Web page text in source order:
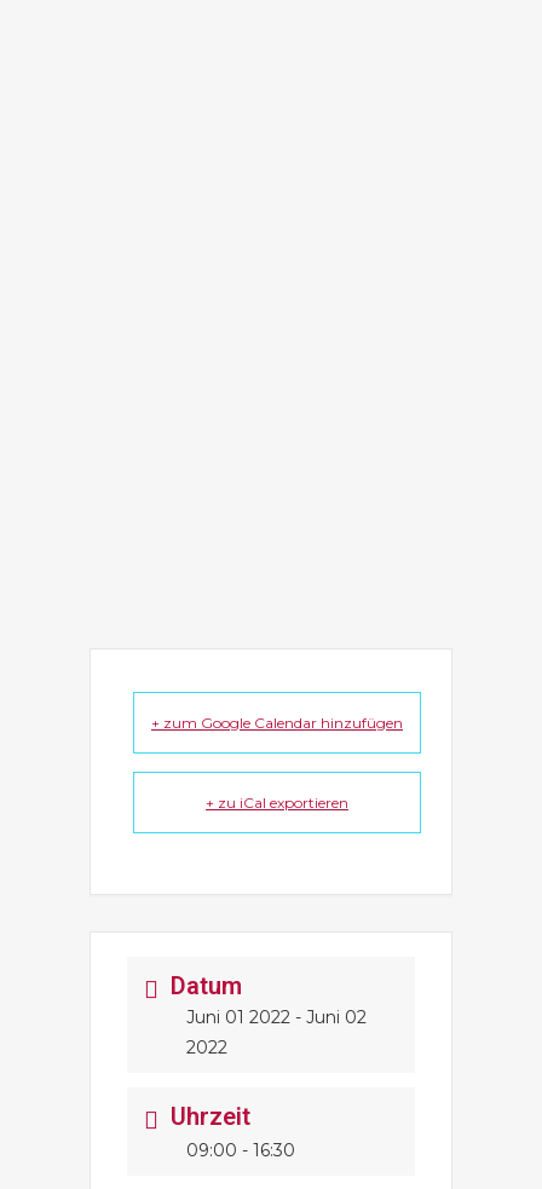
+ zum Google Calendar hinzufügen
+ zu iCal exportieren
Datum
Juni 01 2022 - Juni 02
2022
Uhrzeit
09:00 - 16:30